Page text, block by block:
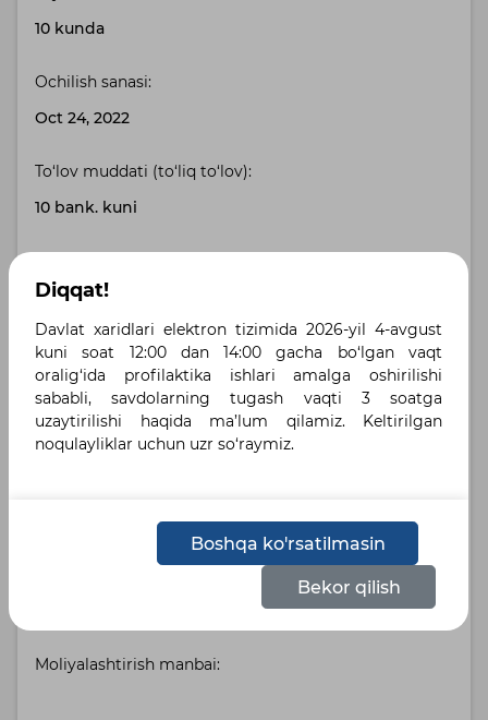
10 kunda
Ochilish sanasi:
Oct 24, 2022
To‘lov muddati (to‘liq to‘lov):
10 bank. kuni
Toshkent shahri, Toshkent shahri , г.Ташкент,
Проспект А.Темура, 24
Yetkazib berish manzili:
Андижанская область, Андижан , Андижанская
область
Узбекский
Moliyalashtirish manbai:
Diqqat!
Davlat xaridlari elektron tizimida 2026-yil 4-avgust
kuni soat 12:00 dan 14:00 gacha bo‘lgan vaqt
oralig‘ida profilaktika ishlari amalga oshirilishi
sababli, savdolarning tugash vaqti 3 soatga
uzaytirilishi haqida ma’lum qilamiz. Keltirilgan
noqulayliklar uchun uzr so‘raymiz.
Boshqa ko'rsatilmasin
Bekor qilish